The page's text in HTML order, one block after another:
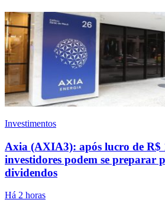
Investimentos
Axia (AXIA3): após lucro de R$
investidores podem se preparar
dividendos
Há 2 horas